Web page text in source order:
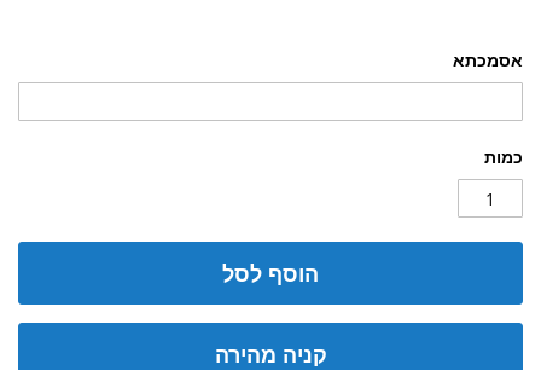
אסמכתא
כמות
הוסף לסל
קניה מהירה